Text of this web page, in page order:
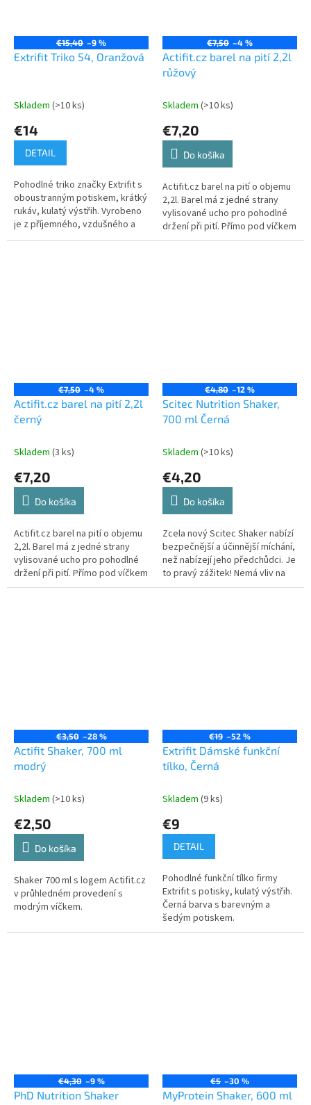
€15,40 –9 %
Extrifit Triko 54, Oranžová
Skladem (>10 ks)
€14
DETAIL
Pohodlné triko značky Extrifit s
oboustranným potiskem, krátký
rukáv, kulatý výstřih. Vyrobeno
je z příjemného, vzdušného a
pružného materiálu a na přední i
€7,50 –4 %
Actifit.cz barel na pití 2,2l
růžový
Skladem (>10 ks)
€7,20
Do košíka
Actifit.cz barel na pití o objemu
2,2l. Barel má z jedné strany
vylisované ucho pro pohodlné
držení při pití. Přímo pod víčkem
je silikonové těsnění, které
€7,50 –4 %
Actifit.cz barel na pití 2,2l
černý
Skladem (3 ks)
€7,20
Do košíka
Actifit.cz barel na pití o objemu
2,2l. Barel má z jedné strany
vylisované ucho pro pohodlné
držení při pití. Přímo pod víčkem
je silikonové těsnění, které
€4,80 –12 %
Scitec Nutrition Shaker,
700 ml Černá
Skladem (>10 ks)
€4,20
Do košíka
Zcela nový Scitec Shaker nabízí
bezpečnější a účinnější míchání,
než nabízejí jeho předchůdci. Je
to pravý zážitek! Nemá vliv na
růst vašich svalů a ani protein se
€3,50 –28 %
Actifit Shaker, 700 ml
modrý
Skladem (>10 ks)
€2,50
Do košíka
Shaker 700 ml s logem Actifit.cz
v průhledném provedení s
modrým víčkem.
€19 –52 %
Extrifit Dámské funkční
tílko, Černá
Skladem (9 ks)
€9
DETAIL
Pohodlné funkční tílko firmy
Extrifit s potisky, kulatý výstřih.
Černá barva s barevným a
šedým potiskem.
€4,30 –9 %
PhD Nutrition Shaker
€5 –30 %
MyProtein Shaker, 600 ml